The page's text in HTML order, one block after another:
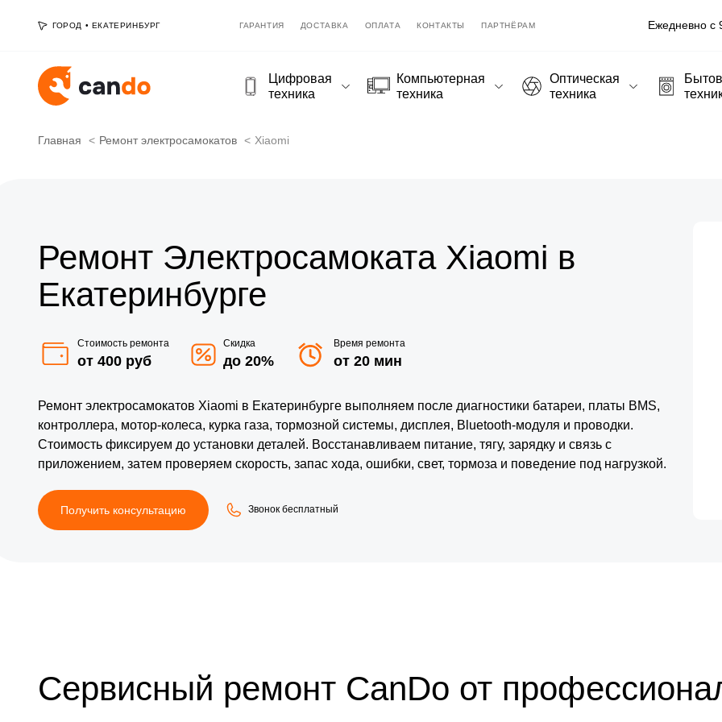
ГОРОД • ЕКАТЕРИНБУРГ ГАРАНТИЯ ДОСТАВКА ОПЛАТА КОНТАКТЫ ПАРТНЁРАМ Ежедневно с
Цифровая
техника
Компьютерная
техника
Оптическая
техника
Главная Ремонт электросамокатов Xiaomi
Ремонт Электросамоката Xiaomi в
Екатеринбурге
Стоимость ремонта
от 400 руб
Скидка
до 20%
Время ремонта
от 20 мин
Ремонт электросамокатов Xiaomi в Екатеринбурге выполняем после диагностики батареи, платы BMS,
контроллера, мотор-колеса, курка газа, тормозной системы, дисплея, Bluetooth-модуля и проводки.
Стоимость фиксируем до установки деталей. Восстанавливаем питание, тягу, зарядку и связь с
приложением, затем проверяем скорость, запас хода, ошибки, свет, тормоза и поведение под нагрузкой.
Получить консультацию Звонок бесплатный
Сервисный ремонт CanDo от